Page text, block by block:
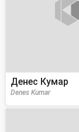
Денес Кумар
Denes Kumar